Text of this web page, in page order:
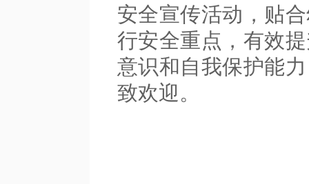
安全宣传活动，贴
行安全重点，有效
意识和自我保护能
致欢迎。